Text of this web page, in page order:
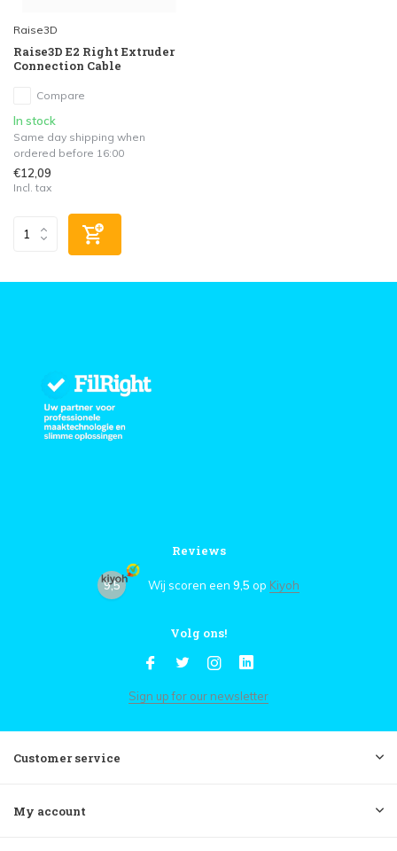
Raise3D
Raise3D E2 Right Extruder
Connection Cable
Compare
In stock
Same day shipping when
ordered before 16:00
€12,09
Incl. tax
Reviews
9,5 Wij scoren een 9,5 op Kiyoh
Volg ons!
Sign up for our newsletter
Customer service
My account